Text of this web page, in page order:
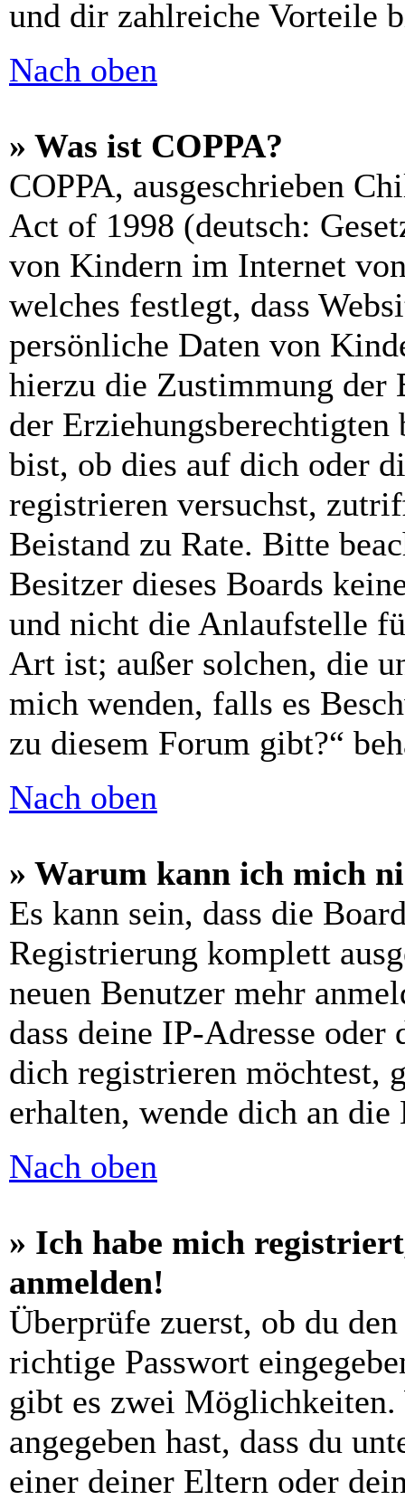
und dir zahlreiche Vorteile
Nach oben
» Was ist COPPA?
COPPA, ausgeschrieben
Act of 1998 (deutsch:
von Kindern im Internet
welches festlegt, dass
persönliche Daten von
hierzu die Zustimmung der
der
bist, ob dies auf dich oder
registrieren versuchst,
Beistand zu Rate. Bitte
Besitzer dieses Boards
und nicht die Anlaufstelle
Art ist; außer solchen, die
mich wenden, falls es
zu diesem Forum gibt?“
Nach oben
» Warum kann ich mich
Es kann sein, dass die
Registrierung komplett
neuen Benutzer mehr
dass deine IP-Adresse
dich registrieren möchtest,
erhalten, wende dich an
Nach oben
» Ich habe mich
anmelden!
Überprüfe zuerst, ob du
richtige Passwort
gibt es zwei
angegeben hast, dass du
einer deiner Eltern oder